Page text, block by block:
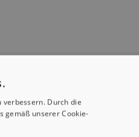
Durch die
gemäß unserer Cookie-